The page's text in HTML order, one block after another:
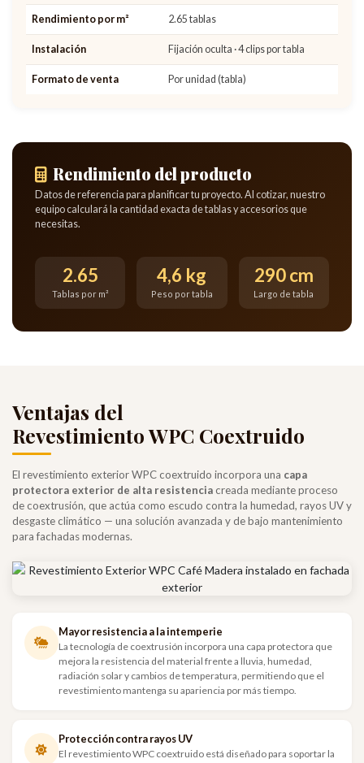
Rendimiento por m² 2.65 tablas
Instalación Fijación oculta · 4 clips por tabla
Formato de venta Por unidad (tabla)
Rendimiento del producto
Datos de referencia para planificar tu proyecto. Al cotizar, nuestro
equipo calculará la cantidad exacta de tablas y accesorios que
necesitas.
2.65
Tablas por m²
4,6 kg
Peso por tabla
290 cm
Largo de tabla
Ventajas del
Revestimiento WPC Coextruido
El revestimiento exterior WPC coextruido incorpora una capa
protectora exterior de alta resistenciacreada mediante proceso
de coextrusión, que actúa como escudo contra la humedad, rayos UV y
desgaste climático — una solución avanzada y de bajo mantenimiento
para fachadas modernas.
Mayor resistencia a la intemperie
La tecnología de coextrusión incorpora una capa protectora que
mejora la resistencia del material frente a lluvia, humedad,
radiación solar y cambios de temperatura, permitiendo que el
revestimiento mantenga su apariencia por más tiempo.
Protección contra rayos UV
El revestimiento WPC coextruido está diseñado para soportar la